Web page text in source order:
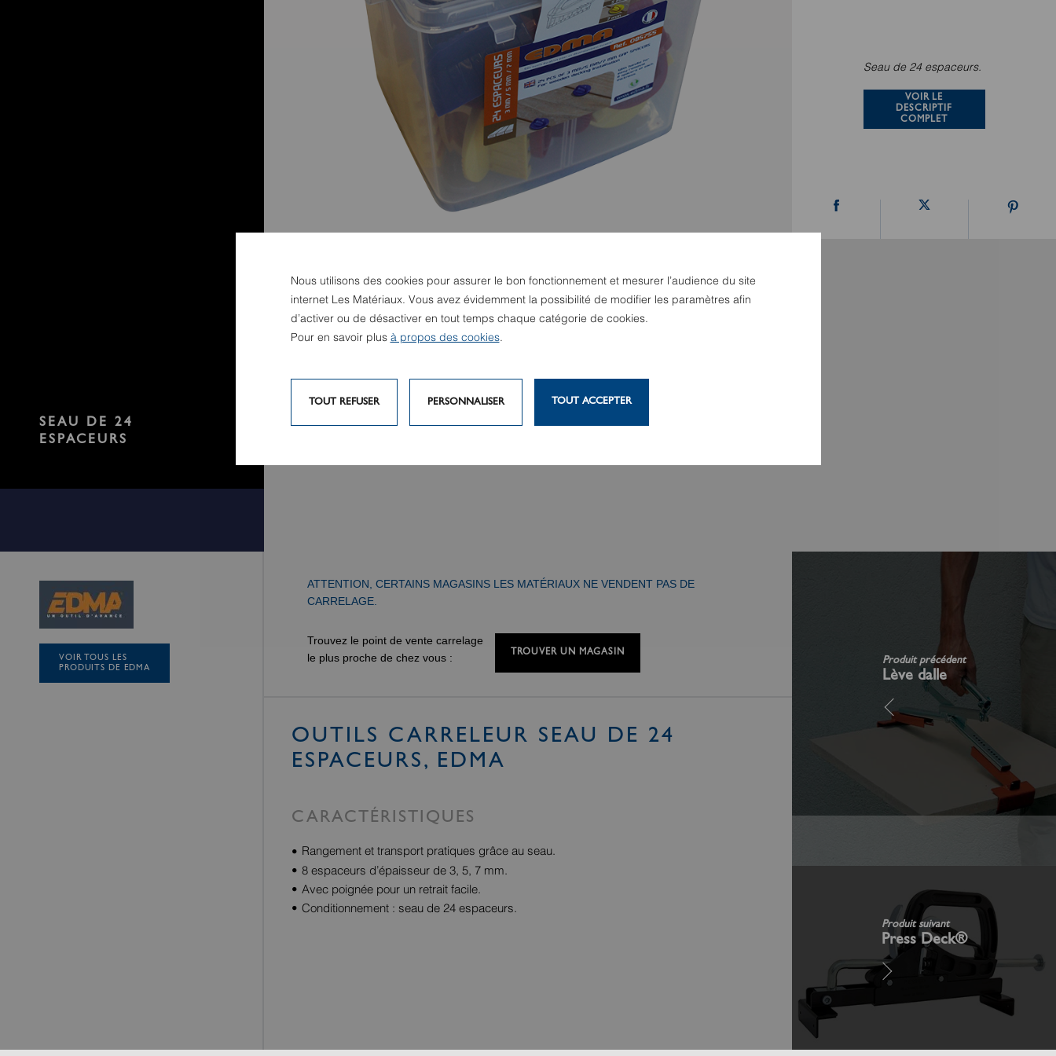
SEAU DE 24
ESPACEURS
Seau de 24 espaceurs.
VOIR LE
DESCRIPTIF
COMPLET
VOIR TOUS LES
PRODUITS DE EDMA
ATTENTION, CERTAINS MAGASINS LES MATÉRIAUX NE VENDENT PAS DE
CARRELAGE.
Trouvez le point de vente carrelage
le plus proche de chez vous :
TROUVER UN MAGASIN
OUTILS CARRELEUR SEAU DE 24
ESPACEURS, EDMA
CARACTÉRISTIQUES
Rangement et transport pratiques grâce au seau.
8 espaceurs d’épaisseur de 3, 5, 7 mm.
Avec poignée pour un retrait facile.
Conditionnement : seau de 24 espaceurs.
Produit précédent
Lève dalle
Produit suivant
Press Deck®
Nous utilisons des cookies pour assurer le bon fonctionnement et mesurer l’audience du site
internet Les Matériaux. Vous avez évidemment la possibilité de modifier les paramètres afin
d’activer ou de désactiver en tout temps chaque catégorie de cookies.
Pour en savoir plus à propos des cookies.
TOUT REFUSER PERSONNALISER TOUT ACCEPTER